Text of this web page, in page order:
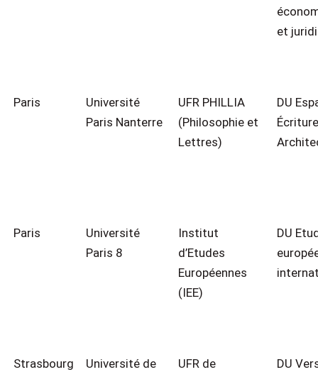
et
Paris
Université
Paris Nanterre
UFR PHILLIA
(Philosophie et
Lettres)
DU
Paris
Université
Paris 8
Institut
d’Etudes
Européennes
(IEE)
DU
Strasbourg
Université de
UFR de
DU